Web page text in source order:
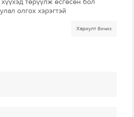
төрүүлж өсгөсөн бол
олгох хэрэгтэй
Хариулт бичих